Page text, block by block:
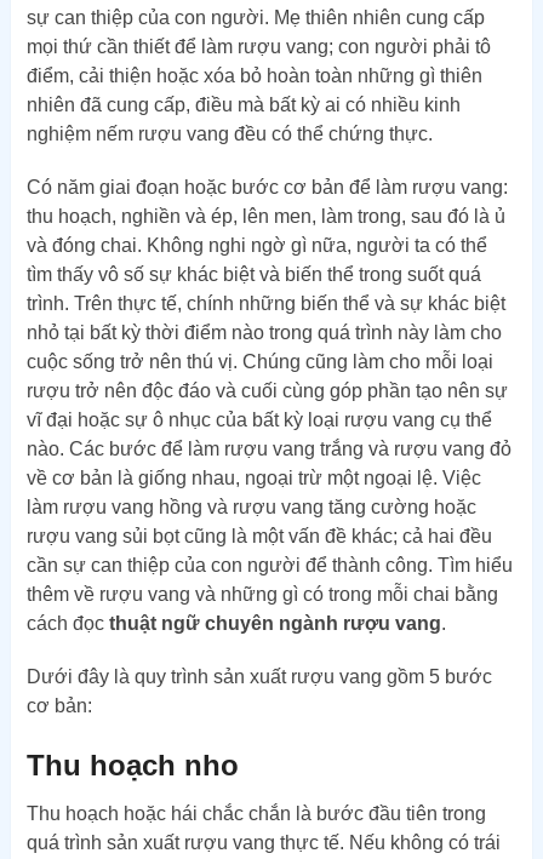
sự can thiệp của con người. Mẹ thiên nhiên cung cấp
mọi thứ cần thiết để làm rượu vang; con người phải tô
điểm, cải thiện hoặc xóa bỏ hoàn toàn những gì thiên
nhiên đã cung cấp, điều mà bất kỳ ai có nhiều kinh
nghiệm nếm rượu vang đều có thể chứng thực.
Có năm giai đoạn hoặc bước cơ bản để làm rượu vang:
thu hoạch, nghiền và ép, lên men, làm trong, sau đó là ủ
và đóng chai. Không nghi ngờ gì nữa, người ta có thể
tìm thấy vô số sự khác biệt và biến thể trong suốt quá
trình. Trên thực tế, chính những biến thể và sự khác biệt
nhỏ tại bất kỳ thời điểm nào trong quá trình này làm cho
cuộc sống trở nên thú vị. Chúng cũng làm cho mỗi loại
rượu trở nên độc đáo và cuối cùng góp phần tạo nên sự
vĩ đại hoặc sự ô nhục của bất kỳ loại rượu vang cụ thể
nào. Các bước để làm rượu vang trắng và rượu vang đỏ
về cơ bản là giống nhau, ngoại trừ một ngoại lệ. Việc
làm rượu vang hồng và rượu vang tăng cường hoặc
rượu vang sủi bọt cũng là một vấn đề khác; cả hai đều
cần sự can thiệp của con người để thành công. Tìm hiểu
thêm về rượu vang và những gì có trong mỗi chai bằng
cách đọc thuật ngữ chuyên ngành rượu vang.
Dưới đây là quy trình sản xuất rượu vang gồm 5 bước
cơ bản:
Thu hoạch nho
Thu hoạch hoặc hái chắc chắn là bước đầu tiên trong
quá trình sản xuất rượu vang thực tế. Nếu không có trái